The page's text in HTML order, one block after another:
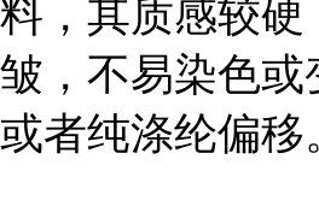
，其质感较
，不易染色
者纯涤纶偏移